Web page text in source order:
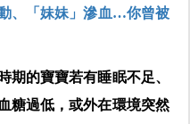
、「妹妹」滲血…你曾被
期的寶寶若有睡眠不足、
糖過低，或外在環境突然